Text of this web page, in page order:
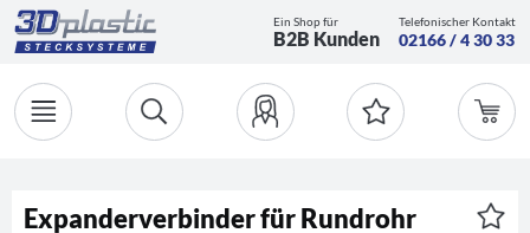
Ein Shop für
B2B Kunden
Telefonischer Kontakt
02166 / 4 30 33
Expanderverbinder für Rundrohr